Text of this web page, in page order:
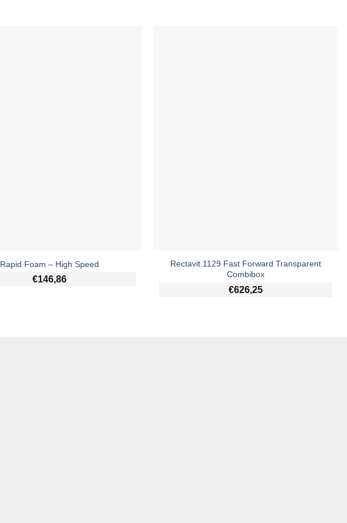
Rapid Foam – High Speed
€146,86
Rectavit 1129 Fast Forward Transparent
Combibox
€626,25